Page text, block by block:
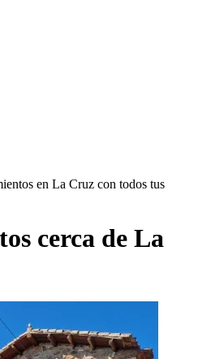
en La Cruz con todos tus
cerca de La